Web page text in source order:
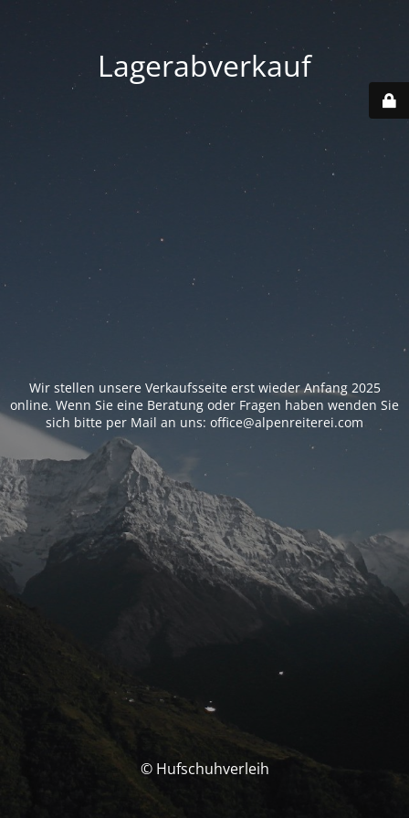
Lagerabverkauf
Wir stellen unsere Verkaufsseite erst wieder Anfang 2025
online. Wenn Sie eine Beratung oder Fragen haben wenden Sie
sich bitte per Mail an uns: office@alpenreiterei.com
© Hufschuhverleih